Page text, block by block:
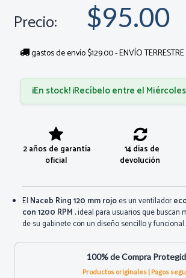
Precio: $95.00
gastos de envío $129.00 - ENVÍO TERRESTRE
¡En stock! ¡Recíbelo entre el
2 años de garantía
oficial
14 días de
devolución
El Naceb Ring 120 mm rojoes un ventilador
con 1200 RPM, ideal para usuarios que buscan
de su gabinete con un diseño sencillo y funcional.
100% de Compra
Productos originales | Pagos